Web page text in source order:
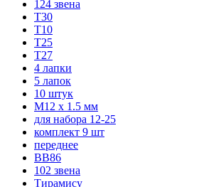
124 звена
T30
T10
T25
T27
4 лапки
5 лапок
10 штук
М12 x 1.5 мм
для набора 12-25
комплект 9 шт
переднее
BB86
102 звена
Тирамису